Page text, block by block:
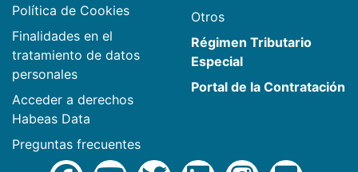
Política de Cookies
Finalidades en el
tratamiento de datos
personales
Acceder a derechos
Habeas Data
Preguntas frecuentes
Otros
Régimen Tributario
Especial
Portal de la Contratación